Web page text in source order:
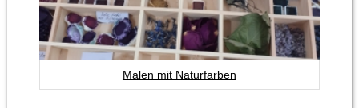
Malen mit Naturfarben